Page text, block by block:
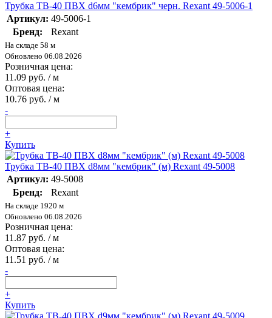
Трубка ТВ-40 ПВХ d6мм "кембрик" черн. Rexant 49-5006-1
Артикул: 49-5006-1
Бренд:
Rexant
На складе 58 м
Обновлено 06.08.2026
Розничная цена:
11.09 руб. / м
Оптовая цена:
10.76 руб. / м
-
+
Купить
Трубка ТВ-40 ПВХ d8мм "кембрик" (м) Rexant 49-5008
Артикул: 49-5008
Бренд:
Rexant
На складе 1920 м
Обновлено 06.08.2026
Розничная цена:
11.87 руб. / м
Оптовая цена:
11.51 руб. / м
-
+
Купить